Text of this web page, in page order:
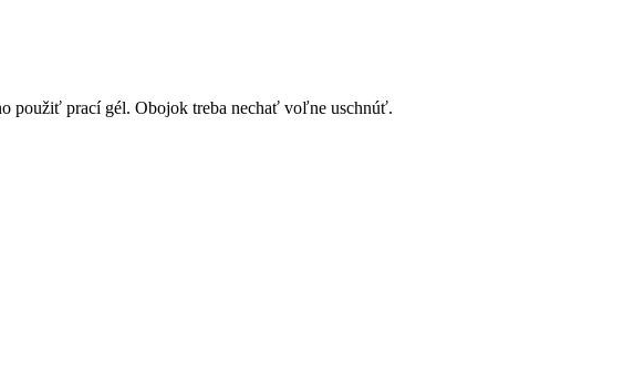
použiť prací gél. Obojok treba nechať voľne uschnúť.